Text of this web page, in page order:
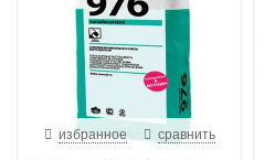
избранное сравнить